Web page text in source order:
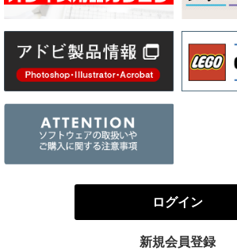
ログイン
新規会員登録